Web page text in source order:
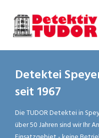
Detektei
seit 1967
Die TUDOR Detektei in
über 50 Jahren sind wir Ihr